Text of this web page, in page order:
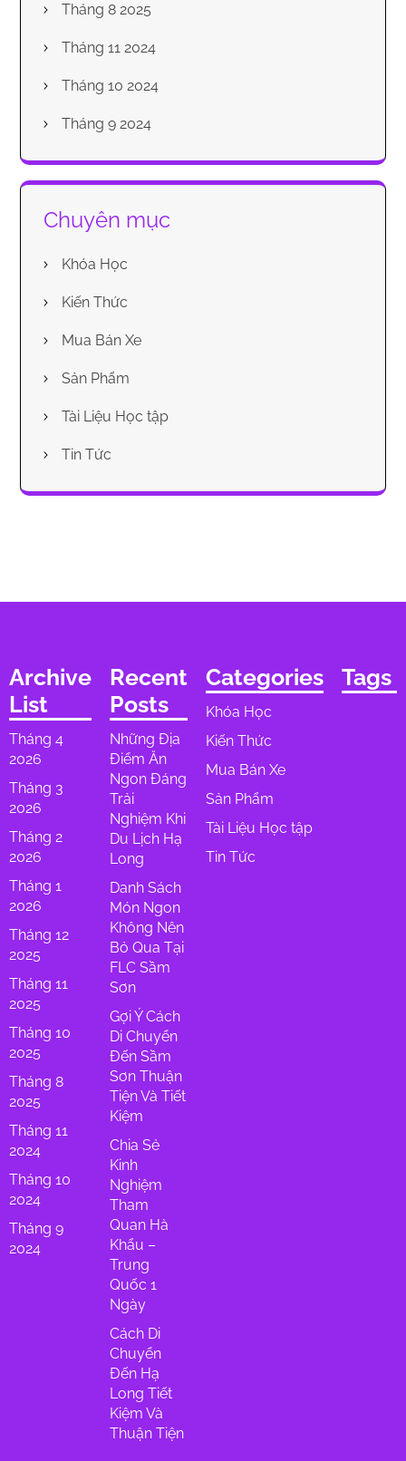
Tháng 8 2025
Tháng 11 2024
Tháng 10 2024
Tháng 9 2024
Chuyên mục
Khóa Học
Kiến Thức
Mua Bán Xe
Sản Phẩm
Tài Liệu Học tập
Tin Tức
Archive
List
Tháng 4
2026
Tháng 3
2026
Tháng 2
2026
Tháng 1
2026
Tháng 12
2025
Tháng 11
2025
Tháng 10
2025
Tháng 8
2025
Tháng 11
2024
Tháng 10
2024
Tháng 9
2024
Recent
Posts
Những Địa
Điểm Ăn
Ngon Đáng
Trải
Nghiệm Khi
Du Lịch Hạ
Long
Danh Sách
Món Ngon
Không Nên
Bỏ Qua Tại
FLC Sầm
Sơn
Gợi Ý Cách
Di Chuyển
Đến Sầm
Sơn Thuận
Tiện Và Tiết
Kiệm
Chia Sẻ
Kinh
Nghiệm
Tham
Quan Hà
Khẩu –
Trung
Quốc 1
Ngày
Cách Di
Chuyển
Đến Hạ
Long Tiết
Kiệm Và
Thuận Tiện
Categories
Khóa Học
Kiến Thức
Mua Bán Xe
Sản Phẩm
Tài Liệu Học tập
Tin Tức
Tags